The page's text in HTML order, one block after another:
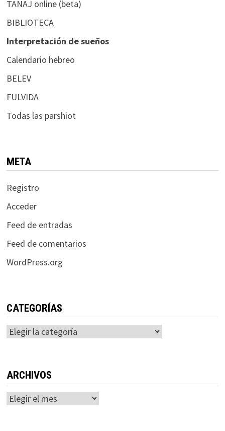
TANAJ online (beta)
BIBLIOTECA
Interpretación de sueños
Calendario hebreo
BELEV
FULVIDA
Todas las parshiot
META
Registro
Acceder
Feed de entradas
Feed de comentarios
WordPress.org
CATEGORÍAS
Categorías
ARCHIVOS
Archivos